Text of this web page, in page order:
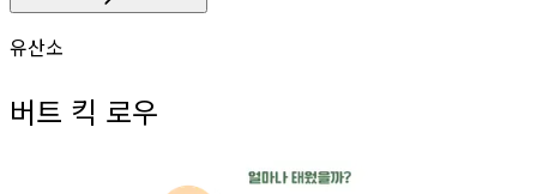
유산소
버트 킥 로우